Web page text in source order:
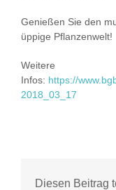
Genießen Sie den
üppige Pflanzenwelt!
Weitere
Infos: https://
2018_03_17
Diesen Beitrag